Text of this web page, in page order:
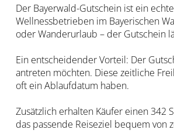
Der Bayerwald-Gutschein ist ein
Wellnessbetrieben im Bayerischen
oder Wanderurlaub – der Gutschein
Ein entscheidender Vorteil: Der
antreten möchten. Diese zeitliche
oft ein Ablaufdatum haben.
Zusätzlich erhalten Käufer einen 342
das passende Reiseziel bequem von